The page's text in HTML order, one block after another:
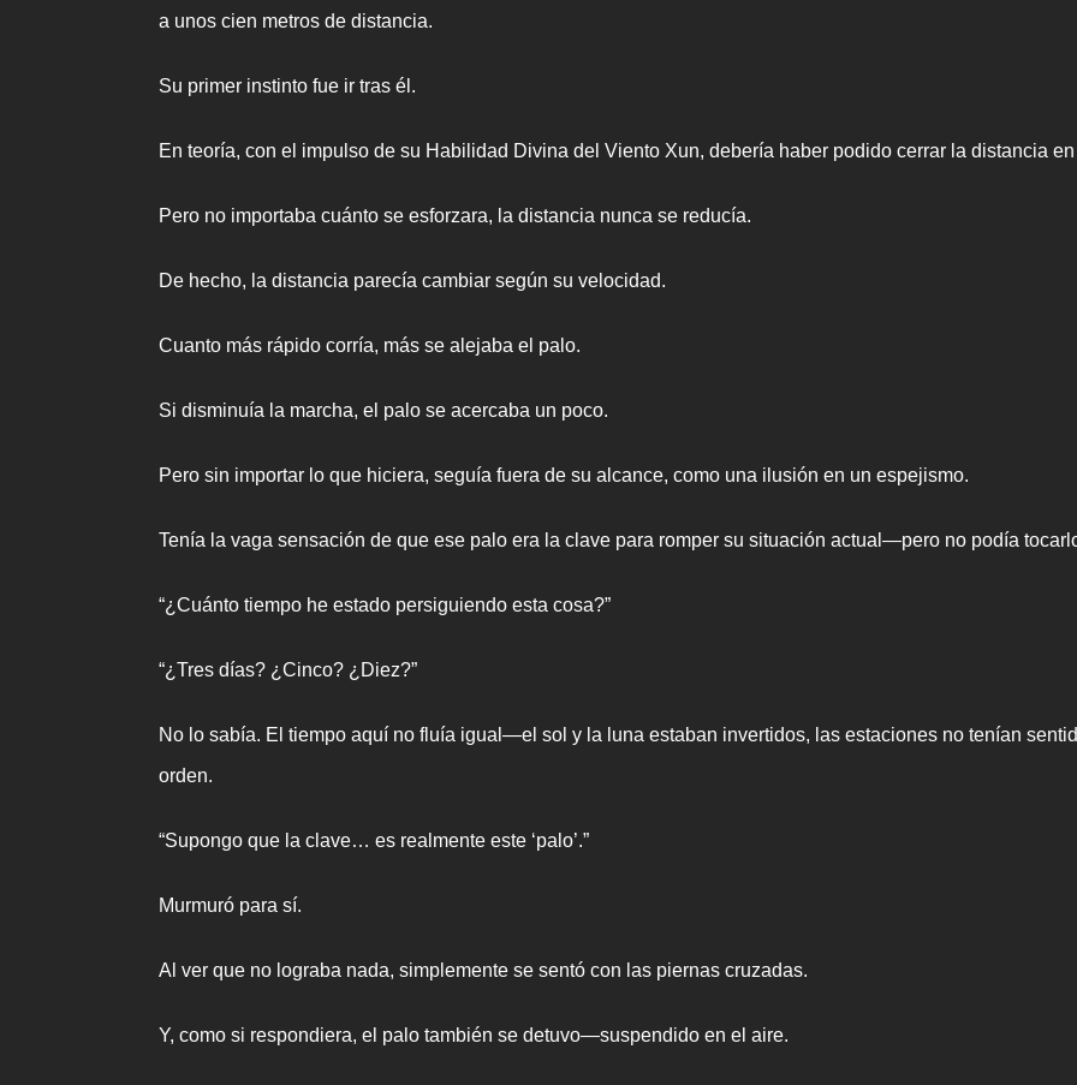
a unos cien metros de distancia.
Su primer instinto fue ir tras él.
En teoría, con el impulso de su Habilidad Divina del Viento Xun, debería haber podido cerrar la distancia
Pero no importaba cuánto se esforzara, la distancia nunca se reducía.
De hecho, la distancia parecía cambiar según su velocidad.
Cuanto más rápido corría, más se alejaba el palo.
Si disminuía la marcha, el palo se acercaba un poco.
Pero sin importar lo que hiciera, seguía fuera de su alcance, como una ilusión en un espejismo.
Tenía la vaga sensación de que ese palo era la clave para romper su situación actual—pero no podía
“¿Cuánto tiempo he estado persiguiendo esta cosa?”
“¿Tres días? ¿Cinco? ¿Diez?”
No lo sabía. El tiempo aquí no fluía igual—el sol y la luna estaban invertidos, las estaciones no tenían
orden.
“Supongo que la clave… es realmente este ‘palo’.”
Murmuró para sí.
Al ver que no lograba nada, simplemente se sentó con las piernas cruzadas.
Y, como si respondiera, el palo también se detuvo—suspendido en el aire.